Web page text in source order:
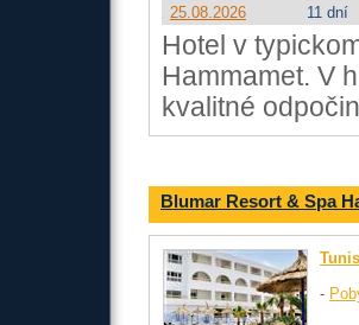
25.08.2026
11 dní
Hotel v
Hammamet. V
kvalitné
Blumar Resort & Spa
-